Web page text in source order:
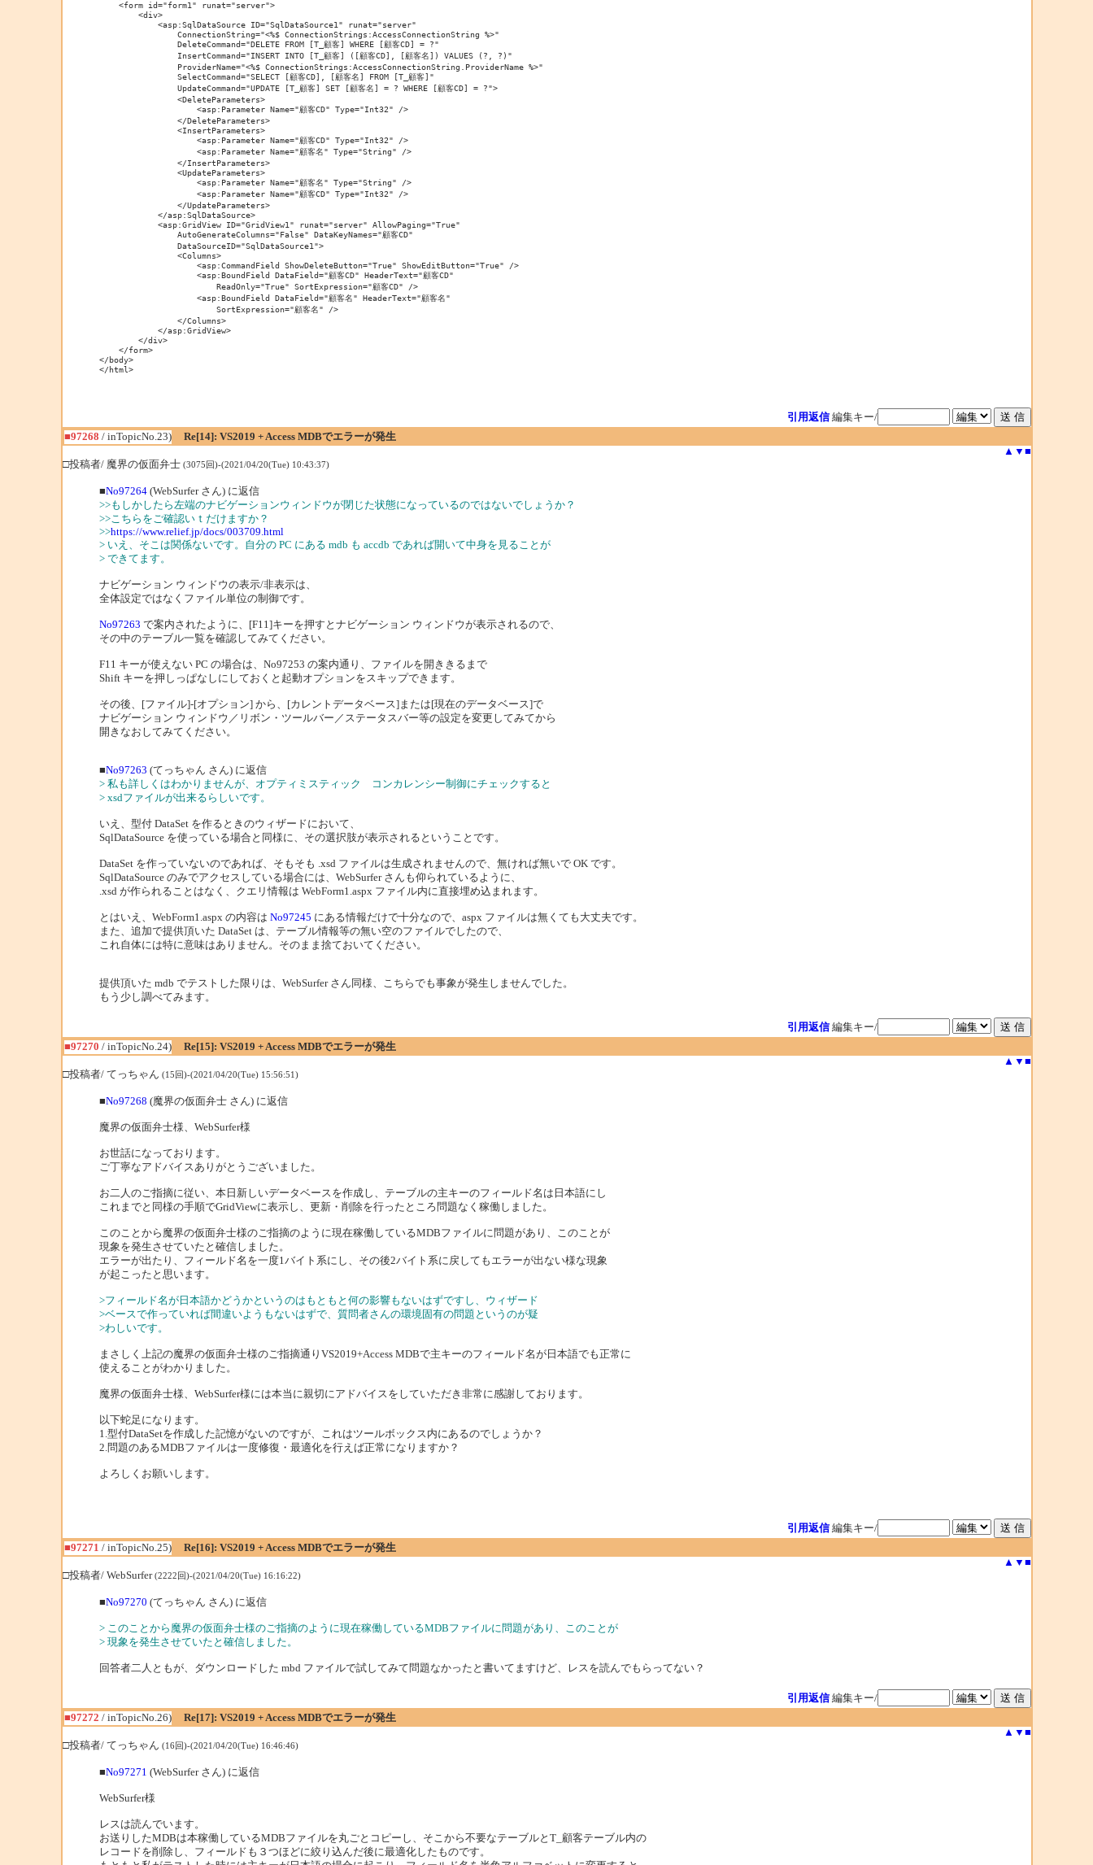
    <form id="form1" runat="server">
        <div>
            <asp:SqlDataSource ID="SqlDataSource1" runat="server"
                ConnectionString="<%$ ConnectionStrings:AccessConnectionString %>"
                DeleteCommand="DELETE FROM [T_顧客] WHERE [顧客CD] = ?"
                InsertCommand="INSERT INTO [T_顧客] ([顧客CD], [顧客名]) VALUES (?, ?)"
                ProviderName="<%$ ConnectionStrings:AccessConnectionString.ProviderName %>"
                SelectCommand="SELECT [顧客CD], [顧客名] FROM [T_顧客]"
                UpdateCommand="UPDATE [T_顧客] SET [顧客名] = ? WHERE [顧客CD] = ?">
                <DeleteParameters>
                    <asp:Parameter Name="顧客CD" Type="Int32" />
                </DeleteParameters>
                <InsertParameters>
                    <asp:Parameter Name="顧客CD" Type="Int32" />
                    <asp:Parameter Name="顧客名" Type="String" />
                </InsertParameters>
                <UpdateParameters>
                    <asp:Parameter Name="顧客名" Type="String" />
                    <asp:Parameter Name="顧客CD" Type="Int32" />
                </UpdateParameters>
            </asp:SqlDataSource>
            <asp:GridView ID="GridView1" runat="server" AllowPaging="True"
                AutoGenerateColumns="False" DataKeyNames="顧客CD"
                DataSourceID="SqlDataSource1">
                <Columns>
                    <asp:CommandField ShowDeleteButton="True" ShowEditButton="True" />
                    <asp:BoundField DataField="顧客CD" HeaderText="顧客CD"
                        ReadOnly="True" SortExpression="顧客CD" />
                    <asp:BoundField DataField="顧客名" HeaderText="顧客名"
                        SortExpression="顧客名" />
                </Columns>
            </asp:GridView>
        </div>
    </form>
</body>
</html>
引用返信 編集キー/
■97268 / inTopicNo.23)
Re[14]: VS2019 + Access MDBでエラーが発生
▲ ▼ ■
□投稿者/ 魔界の仮面弁士 (3075回)-(2021/04/20(Tue) 10:43:37)
■No97264(WebSurfer さん) に返信
>>もしかしたら左端のナビゲーションウィンドウが閉じた状態になっているのではないでしょうか？
>>こちらをご確認いｔだけますか？
>>https://www.relief.jp/docs/003709.html
> いえ、そこは関係ないです。自分の PC にある mdb も accdb であれば開いて中身を見ることが
> できてます。
ナビゲーション ウィンドウの表示/非表示は、
全体設定ではなくファイル単位の制御です。
No97263 で案内されたように、[F11]キーを押すとナビゲーション ウィンドウが表示されるので、
その中のテーブル一覧を確認してみてください。
F11 キーが使えない PC の場合は、No97253 の案内通り、ファイルを開ききるまで
Shift キーを押しっぱなしにしておくと起動オプションをスキップできます。
その後、[ファイル]-[オプション] から、[カレントデータベース]または[現在のデータベース]で
ナビゲーション ウィンドウ／リボン・ツールバー／ステータスバー等の設定を変更してみてから
開きなおしてみてください。
■No97263 (てっちゃん さん) に返信
> 私も詳しくはわかりませんが、オプティミスティック コンカレンシー制御にチェックすると
> xsdファイルが出来るらしいです。
いえ、型付 DataSet を作るときのウィザードにおいて、
SqlDataSource を使っている場合と同様に、その選択肢が表示されるということです。
DataSet を作っていないのであれば、そもそも .xsd ファイルは生成されませんので、無ければ無いで OK です。
SqlDataSource のみでアクセスしている場合には、WebSurfer さんも仰られているように、
.xsd が作られることはなく、クエリ情報は WebForm1.aspx ファイル内に直接埋め込まれます。
とはいえ、WebForm1.aspx の内容は No97245 にある情報だけで十分なので、aspx ファイルは無くても大丈夫です。
また、追加で提供頂いた DataSet は、テーブル情報等の無い空のファイルでしたので、
これ自体には特に意味はありません。そのまま捨ておいてください。
提供頂いた mdb でテストした限りは、WebSurfer さん同様、こちらでも事象が発生しませんでした。
もう少し調べてみます。
引用返信 編集キー/
■97270 / inTopicNo.24)
Re[15]: VS2019 + Access MDBでエラーが発生
▲ ▼ ■
□投稿者/ てっちゃん (15回)-(2021/04/20(Tue) 15:56:51)
■No97268 (魔界の仮面弁士 さん) に返信
魔界の仮面弁士様、WebSurfer様
お世話になっております。
ご丁寧なアドバイスありがとうございました。
お二人のご指摘に従い、本日新しいデータベースを作成し、テーブルの主キーのフィールド名は日本語にし
これまでと同様の手順でGridViewに表示し、更新・削除を行ったところ問題なく稼働しました。
このことから魔界の仮面弁士様のご指摘のように現在稼働しているMDBファイルに問題があり、このことが
現象を発生させていたと確信しました。
エラーが出たり、フィールド名を一度1バイト系にし、その後2バイト系に戻してもエラーが出ない様な現象
が起こったと思います。
>フィールド名が日本語かどうかというのはもともと何の影響もないはずですし、ウィザード
>ベースで作っていれば間違いようもないはずで、質問者さんの環境固有の問題というのが疑
>わしいです。
まさしく上記の魔界の仮面弁士様のご指摘通りVS2019+Access MDBで主キーのフィールド名が日本語でも正常に
使えることがわかりました。
魔界の仮面弁士様、WebSurfer様には本当に親切にアドバイスをしていただき非常に感謝しております。
以下蛇足になります。
1.型付DataSetを作成した記憶がないのですが、これはツールボックス内にあるのでしょうか？
2.問題のあるMDBファイルは一度修復・最適化を行えば正常になりますか？
よろしくお願いします。
引用返信 編集キー/
■97271 / inTopicNo.25)
Re[16]: VS2019 + Access MDBでエラーが発生
▲ ▼ ■
□投稿者/ WebSurfer(2222回)-(2021/04/20(Tue) 16:16:22)
■No97270 (てっちゃん さん) に返信
> このことから魔界の仮面弁士様のご指摘のように現在稼働しているMDBファイルに問題があり、このことが
> 現象を発生させていたと確信しました。
回答者二人ともが、ダウンロードした mbd ファイルで試してみて問題なかったと書いてますけど、レスを読んでもらってない？
引用返信 編集キー/
■97272 / inTopicNo.26)
Re[17]: VS2019 + Access MDBでエラーが発生
▲ ▼ ■
□投稿者/ てっちゃん (16回)-(2021/04/20(Tue) 16:46:46)
■No97271 (WebSurfer さん) に返信
WebSurfer様
レスは読んでいます。
お送りしたMDBは本稼働しているMDBファイルを丸ごとコピーし、そこから不要なテーブルとT_顧客テーブル内の
レコードを削除し、フィールドも３つほどに絞り込んだ後に最適化したものです。